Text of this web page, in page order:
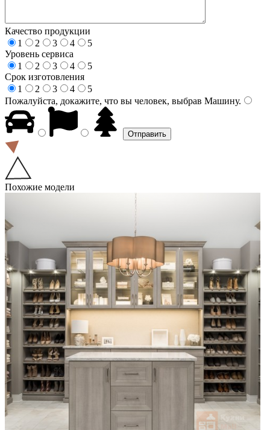
Качество продукции
1
2 3 4
5
Уровень сервиса
1
2 3 4
5
Срок изготовления
1
2 3 4
5
Пожалуйста, докажите, что вы человек, выбрав Машину.
Похожие модели